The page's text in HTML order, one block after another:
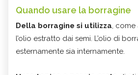
Quando usare la borragine
Della borragine si utilizza,
l’olio estratto dai semi. L’olio di
esternamente sia internamente.